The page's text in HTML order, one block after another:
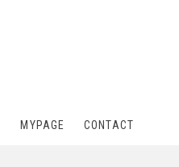
MYPAGE CONTACT